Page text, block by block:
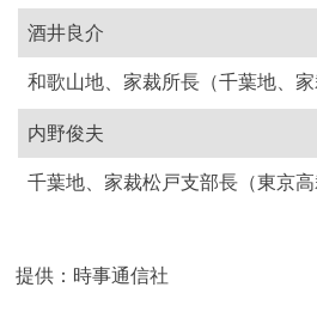
酒井良介
和歌山地、家裁所長（千葉地、家
内野俊夫
千葉地、家裁松戸支部長（東京高
提供：時事通信社